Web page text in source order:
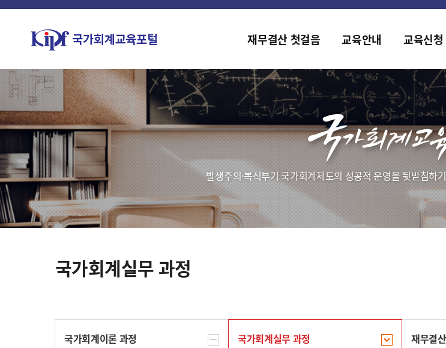
홈페이지가 새롭게 개편되었습니
재무결산 첫걸음 교육안내 교육신청
발생주의·복식부기 국가회계제도의 성공적 운영을 뒷받침하
국가회계실무 과정
국가회계이론 과정 국가회계실무 과정 재무결